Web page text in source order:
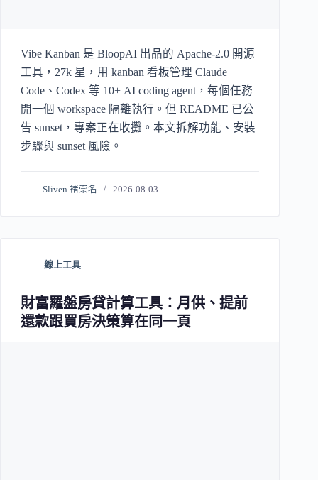
Vibe Kanban 是 BloopAI 出品的 Apache-2.0 開源
工具，27k 星，用 kanban 看板管理 Claude
Code、Codex 等 10+ AI coding agent，每個任務
開一個 workspace 隔離執行。但 README 已公
告 sunset，專案正在收攤。本文拆解功能、安裝
步驟與 sunset 風險。
Sliven 褚崇名 2026-08-03
線上工具
財富羅盤房貸計算工具：月供、提前
還款跟買房決策算在同一頁